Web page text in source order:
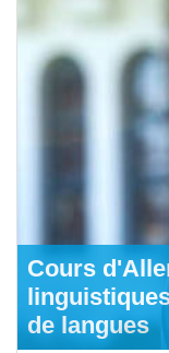
Cours
de langues